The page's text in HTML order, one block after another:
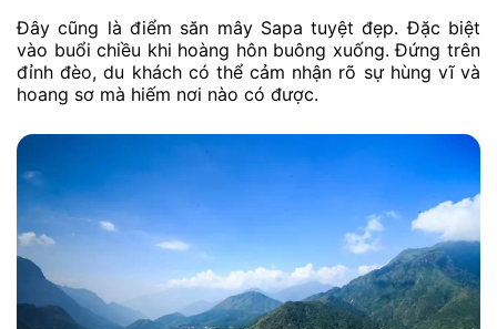
Đây cũng là điểm săn mây Sapa tuyệt đẹp. Đặc biệt
vào buổi chiều khi hoàng hôn buông xuống. Đứng trên
đỉnh đèo, du khách có thể cảm nhận rõ sự hùng vĩ và
hoang sơ mà hiếm nơi nào có được.